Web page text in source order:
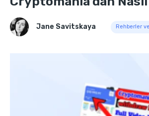
Jane Savitskaya Rehberler